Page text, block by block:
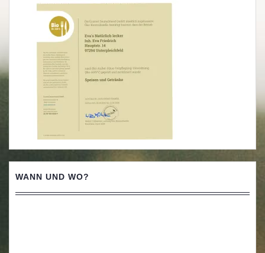
WANN UND WO?